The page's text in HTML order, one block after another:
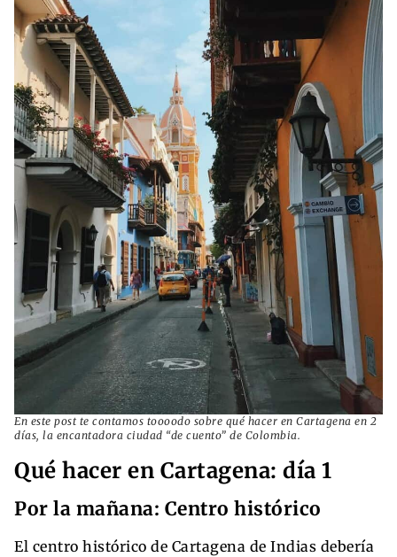
En este post te contamos toooodo sobre qué hacer en Cartagena en 2
días, la encantadora ciudad “de cuento” de Colombia.
Qué hacer en Cartagena: día 1
Por la mañana: Centro histórico
El centro histórico de Cartagena de Indias debería